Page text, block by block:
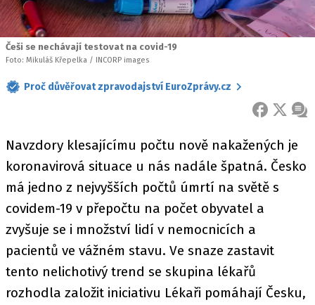
Češi se nechávají testovat na covid-19
Foto: Mikuláš Křepelka / INCORP images
Proč důvěřovat zpravodajství EuroZprávy.cz
FACEBOOK
X
Navzdory klesajícímu počtu nově nakažených je
koronavirová situace u nás nadále špatná. Česko
má jedno z nejvyšších počtů úmrtí na světě s
covidem-19 v přepočtu na počet obyvatel a
zvyšuje se i množství lidí v nemocnicích a
pacientů ve vážném stavu. Ve snaze zastavit
tento nelichotivý trend se skupina lékařů
rozhodla založit iniciativu Lékaři pomáhají Česku,